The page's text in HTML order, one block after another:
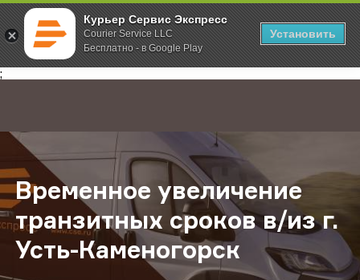
Курьер Сервис Экспресс
Courier Service LLC
Бесплатно - в Google Play
Установить
;
Главная О компании Новости Временное увеличение
Временное увеличение
транзитных сроков в/из г.
Усть-Каменогорск